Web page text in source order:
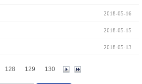
2018-05-16
2018-05-15
2018-05-13
128 129 130